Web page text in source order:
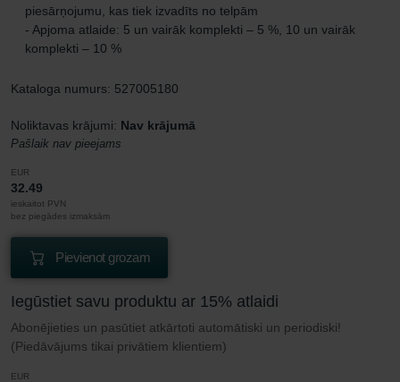
piesārņojumu, kas tiek izvadīts no telpām
- Apjoma atlaide: 5 un vairāk komplekti – 5 %, 10 un vairāk
komplekti – 10 %
Kataloga numurs: 527005180
Noliktavas krājumi: Nav krājumā
Pašlaik nav pieejams
EUR
32.49
ieskaitot PVN
bez piegādes izmaksām
Pievienot grozam
Iegūstiet savu produktu ar 15% atlaidi
Abonējieties un pasūtiet atkārtoti automātiski un periodiski!
(Piedāvājums tikai privātiem klientiem)
EUR